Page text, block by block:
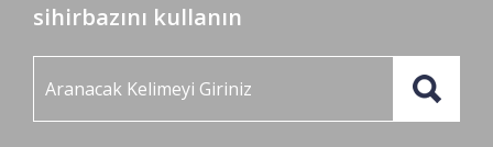
sihirbazını kullanın